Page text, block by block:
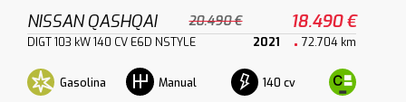
NISSAN QASHQAI 20.490 € 18.490 €
DIGT 103 kW 140 CV E6D NSTYLE 2021 72.704 km
Gasolina Manual 140 cv